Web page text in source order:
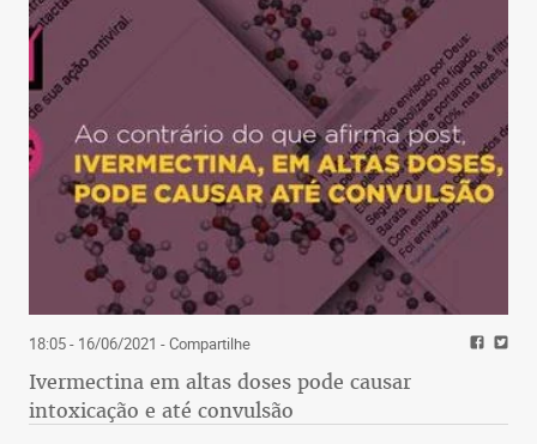
18:05 - 16/06/2021 - Compartilhe
Ivermectina em altas doses pode causar
intoxicação e até convulsão